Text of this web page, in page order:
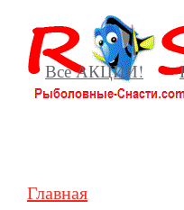
Все АКЦИИ!
Главная